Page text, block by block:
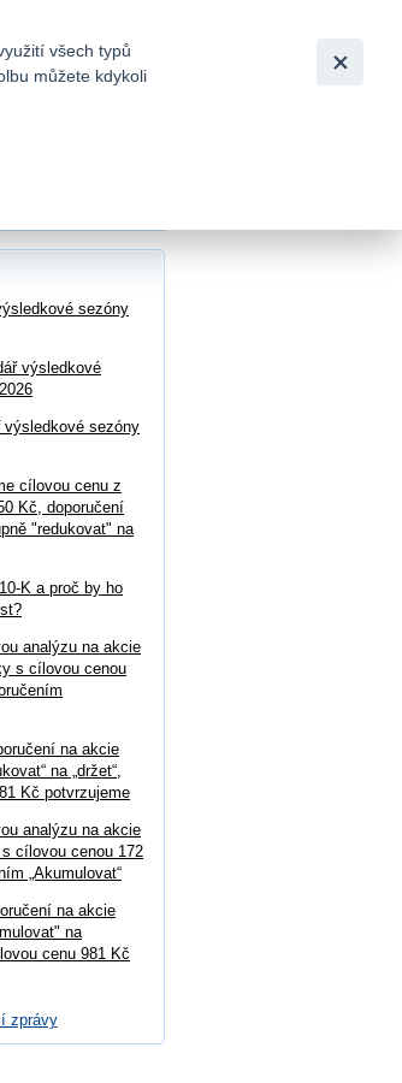
sezóny
výsledkové
výsledkové sezóny
cílovou cenu z
Kč, doporučení
"redukovat" na
K a proč by ho
analýzu na akcie
s cílovou cenou
na akcie
na „držet“,
Kč potvrzujeme
analýzu na akcie
cílovou cenou 172
„Akumulovat“
na akcie
na
cenu 981 Kč
zprávy
všech typů
můžete kdykoli